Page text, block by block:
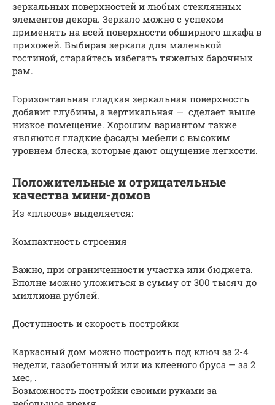
зеркальных поверхностей и любых стеклянных
элементов декора. Зеркало можно с успехом
применять на всей поверхности обширного шкафа в
прихожей. Выбирая зеркала для маленькой
гостиной, старайтесь избегать тяжелых барочных
рам.
Горизонтальная гладкая зеркальная поверхность
добавит глубины, а вертикальная — сделает выше
низкое помещение. Хорошим вариантом также
являются гладкие фасады мебели с высоким
уровнем блеска, которые дают ощущение легкости.
Положительные и отрицательные
качества мини-домов
Из «плюсов» выделяется:
Компактность строения
Важно, при ограниченности участка или бюджета.
Вполне можно уложиться в сумму от 300 тысяч до
миллиона рублей.
Доступность и скорость постройки
Каркасный дом можно построить под ключ за 2-4
недели, газобетонный или из клееного бруса — за 2
мес, .
Возможность постройки своими руками за